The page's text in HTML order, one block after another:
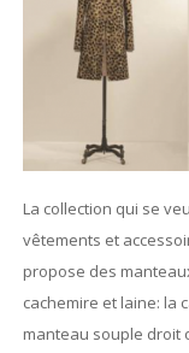
La collection qui se
vêtements et
propose des
cachemire et laine: la
manteau souple droit